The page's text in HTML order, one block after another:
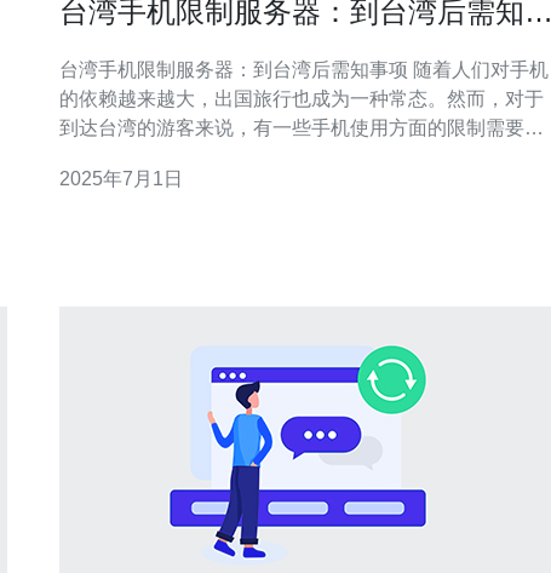
台湾手机限制服务器：到台湾后需知事
台湾手机限制服务器：到台湾后需知事项 随着人们对手机
的依赖越来越大，出国旅行也成为一种常态。然而，对于
到达台湾的游客来说，有一些手机使用方面的限制需要注
的相关法律规定，外国手机在台湾使用时，需要连接当地
2025年7月1日